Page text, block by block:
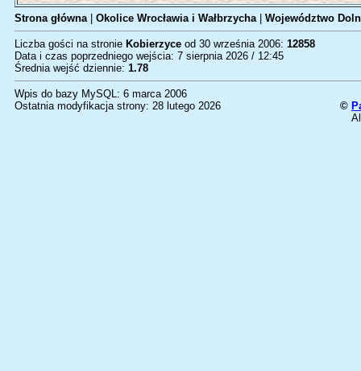
Strona główna| Okolice Wrocławia i Wałbrzycha| Województwo
Liczba gości na stronie Kobierzyce od 30 września 2006: 12858
Data i czas poprzedniego wejścia: 7 sierpnia 2026 / 12:45
Średnia wejść dziennie: 1.78
Wpis do bazy MySQL: 6 marca 2006
Ostatnia modyfikacja strony: 28 lutego 2026
©